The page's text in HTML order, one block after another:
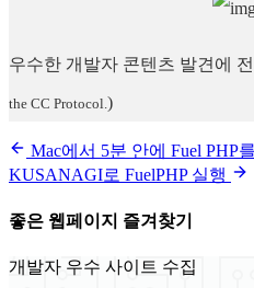
우수한 개발자 콘텐츠 발견에
the CC Protocol. )
Mac에서 5분 안에 Fuel PHP
KUSANAGI로 FuelPHP 실행
좋은 웹페이지 즐겨찾기
개발자 우수 사이트 수집